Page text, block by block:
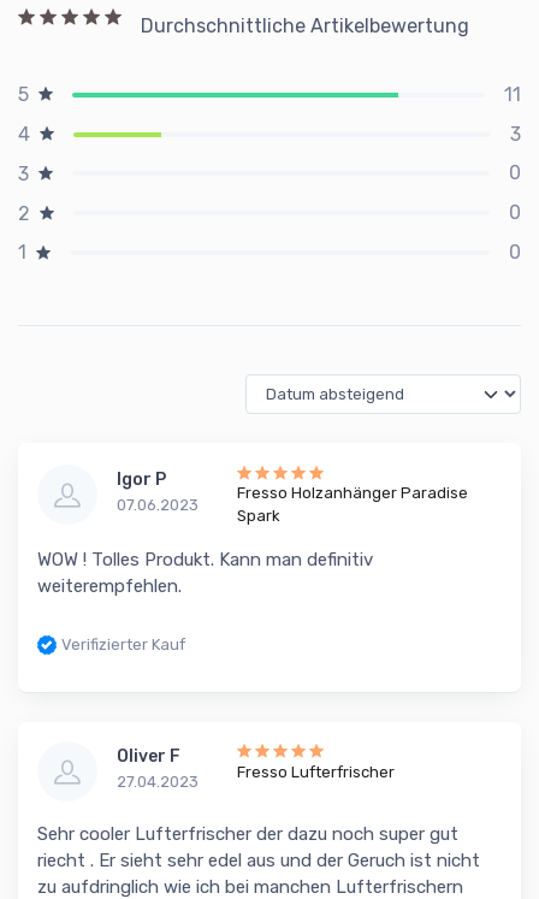
Durchschnittliche Artikelbewertung
5
11
4
3
3
0
2
0
1
0
Igor P
07.06.2023
Fresso Holzanhänger Paradise
Spark
WOW ! Tolles Produkt. Kann man definitiv
weiterempfehlen.
Verifizierter Kauf
Oliver F
27.04.2023
Fresso Lufterfrischer
Sehr cooler Lufterfrischer der dazu noch super gut
riecht . Er sieht sehr edel aus und der Geruch ist nicht
zu aufdringlich wie ich bei manchen Lufterfrischern